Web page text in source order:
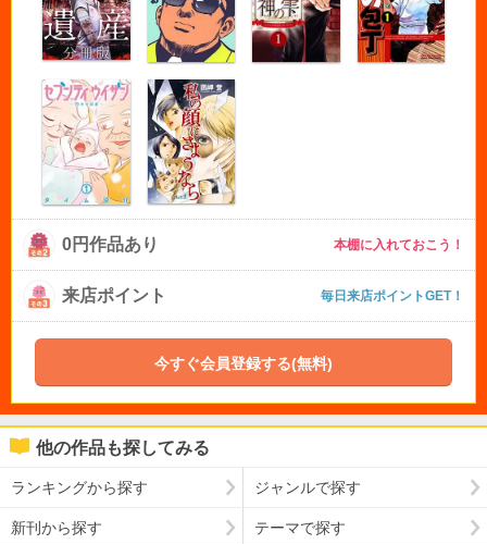
0円作品あり 本棚に入れておこう！
来店ポイント 毎日来店ポイントGET！
今すぐ会員登録する(無料)
他の作品も探してみる
ランキングから探す ジャンルで探す
新刊から探す テーマで探す